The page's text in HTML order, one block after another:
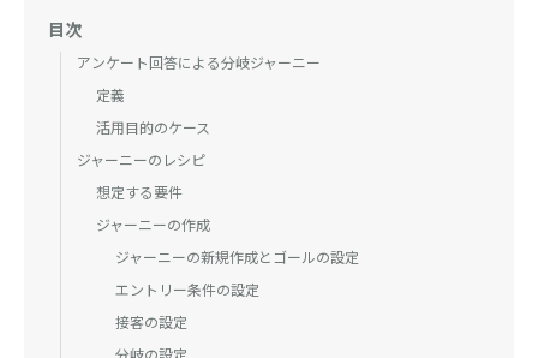
目次
アンケート回答による分岐ジャーニー
定義
活用目的のケース
ジャーニーのレシピ
想定する要件
ジャーニーの作成
ジャーニーの新規作成とゴールの設定
エントリー条件の設定
接客の設定